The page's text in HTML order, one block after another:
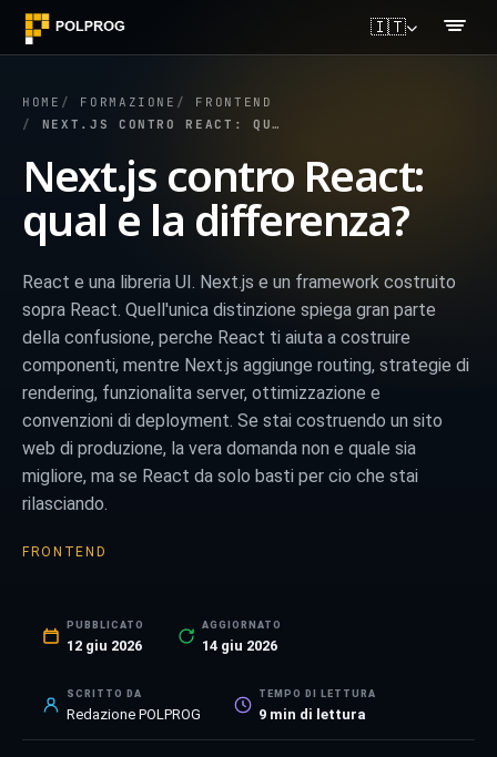
🇮🇹
HOME FORMAZIONE
FRONTEND
NEXT.JS CONTRO REACT: QUAL E LA DIFFERENZA?
Next.js contro React:
qual e la differenza?
React e una libreria UI. Next.js e un framework costruito
sopra React. Quell'unica distinzione spiega gran parte
della confusione, perche React ti aiuta a costruire
componenti, mentre Next.js aggiunge routing, strategie di
rendering, funzionalita server, ottimizzazione e
convenzioni di deployment. Se stai costruendo un sito
web di produzione, la vera domanda non e quale sia
migliore, ma se React da solo basti per cio che stai
rilasciando.
FRONTEND
PUBBLICATO
12 giu 2026
AGGIORNATO
14 giu 2026
SCRITTO DA
Redazione POLPROG
TEMPO DI LETTURA
9 min di lettura